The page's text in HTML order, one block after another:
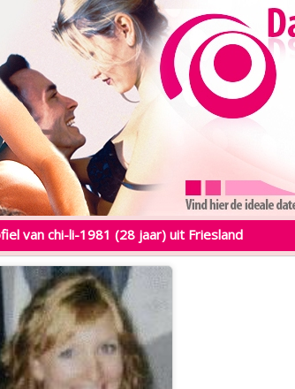
van chi-li-1981 (28 jaar) uit Friesland